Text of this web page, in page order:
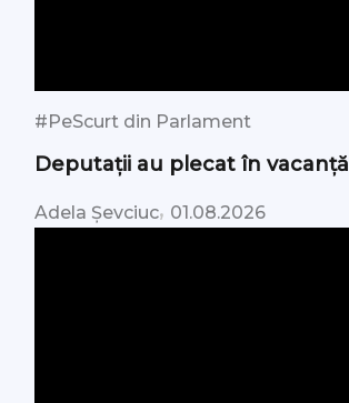
#PeScurt din Parlament
Deputații au plecat în vacanță
Adela Șevciuc, 01.08.2026